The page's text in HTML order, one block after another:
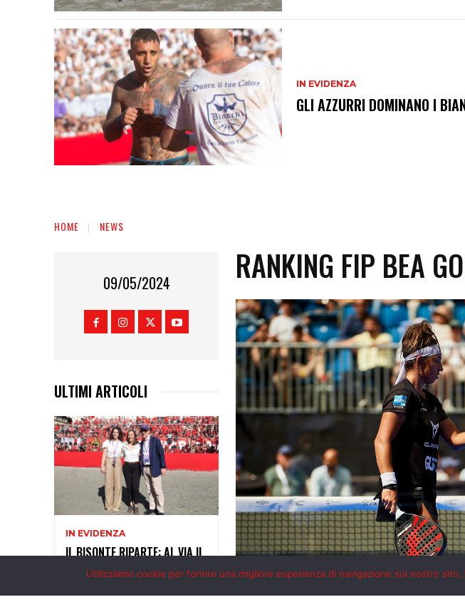
IN EVIDENZA
GLI AZZURRI DOMINANO I
Utilizziamo cookie per fornire una migliore esperienza di navigazione sul nostro